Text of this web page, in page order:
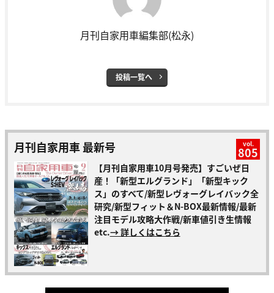
月刊自家用車編集部(松永)
投稿一覧へ
月刊自家用車 最新号 vol.
805
【月刊自家用車10月号発売】すごいぜ日
産！「新型エルグランド」「新型キック
ス」のすべて/新型レヴォーグレイバック全
研究/新型フィット＆N-BOX最新情報/最新
注目モデル攻略大作戦/新車値引き生情報
etc.→ 詳しくはこちら